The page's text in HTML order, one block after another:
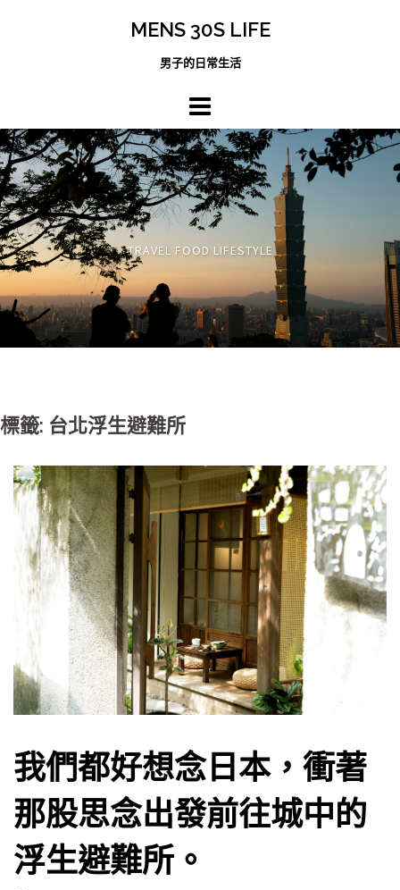
MENS 30S LIFE
男子的日常生活
TRAVEL FOOD LIFESTYLE
標籤: 台北浮生避難所
我們都好想念日本，衝著
那股思念出發前往城中的
浮生避難所。